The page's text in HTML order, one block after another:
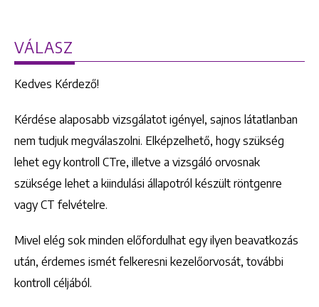
VÁLASZ
Kedves Kérdező!
Kérdése alaposabb vizsgálatot igényel, sajnos látatlanban
nem tudjuk megválaszolni. Elképzelhető, hogy szükség
lehet egy kontroll CTre, illetve a vizsgáló orvosnak
szüksége lehet a kiindulási állapotról készült röntgenre
vagy CT felvételre.
Mivel elég sok minden előfordulhat egy ilyen beavatkozás
után, érdemes ismét felkeresni kezelőorvosát, további
kontroll céljából.